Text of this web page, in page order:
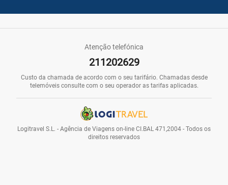
Atenção telefónica
211202629
Custo da chamada de acordo com o seu tarifário. Chamadas desde
telemóveis consulte com o seu operador as tarifas aplicadas.
Logitravel S.L. - Agência de Viagens on-line CI.BAL 471,2004 - Todos os
direitos reservados